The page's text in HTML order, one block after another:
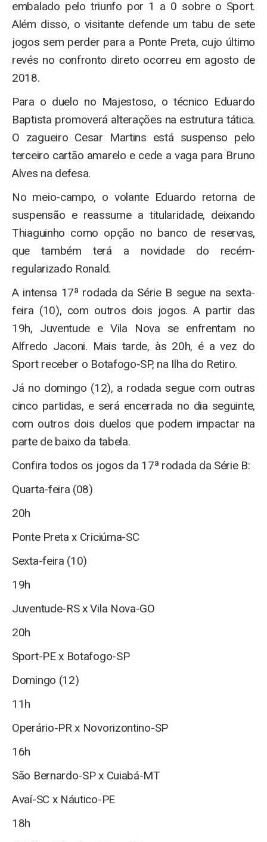
embalado pelo triunfo por 1 a 0 sobre o Sport.
Além disso, o visitante defende um tabu de sete
jogos sem perder para a Ponte Preta, cujo último
revés no confronto direto ocorreu em agosto de
2018.
Para o duelo no Majestoso, o técnico Eduardo
Baptista promoverá alterações na estrutura tática.
O zagueiro Cesar Martins está suspenso pelo
terceiro cartão amarelo e cede a vaga para Bruno
Alves na defesa.
No meio-campo, o volante Eduardo retorna de
suspensão e reassume a titularidade, deixando
Thiaguinho como opção no banco de reservas,
que também terá a novidade do recém-
regularizado Ronald.
A intensa 17ª rodada da Série B segue na sexta-
feira (10), com outros dois jogos. A partir das
19h, Juventude e Vila Nova se enfrentam no
Alfredo Jaconi. Mais tarde, às 20h, é a vez do
Sport receber o Botafogo-SP, na Ilha do Retiro.
Já no domingo (12), a rodada segue com outras
cinco partidas, e será encerrada no dia seguinte,
com outros dois duelos que podem impactar na
parte de baixo da tabela.
Confira todos os jogos da 17ª rodada da Série B:
Quarta-feira (08)
20h
Ponte Preta x Criciúma-SC
Sexta-feira (10)
19h
Juventude-RS x Vila Nova-GO
20h
Sport-PE x Botafogo-SP
Domingo (12)
11h
Operário-PR x Novorizontino-SP
16h
São Bernardo-SP x Cuiabá-MT
Avaí-SC x Náutico-PE
18h